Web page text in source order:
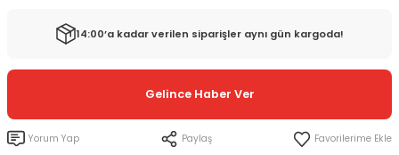
14:00’a kadar verilen siparişler aynı gün kargoda!
Gelince Haber Ver
Yorum Yap Paylaş